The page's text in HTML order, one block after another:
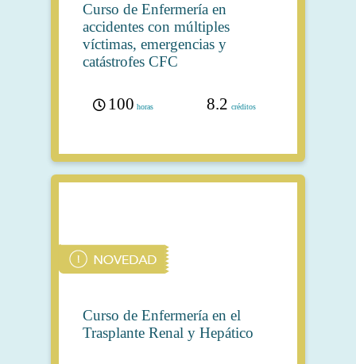
Curso de Enfermería en
accidentes con múltiples
víctimas, emergencias y
catástrofes CFC
100 horas 8.2 créditos
Curso de Enfermería en el
Trasplante Renal y Hepático